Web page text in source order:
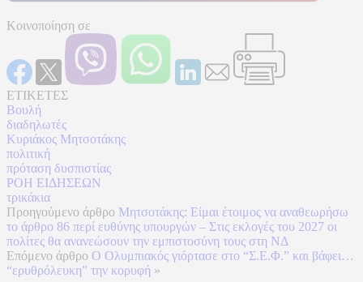
Κοινοποίηση σε
ΕΤΙΚΕΤΕΣ
Βουλή
διαδηλωτές
Κυριάκος Μητσοτάκης
πολιτική
πρόταση δυσπιστίας
ΡΟΗ ΕΙΔΗΣΕΩΝ
τρικάκια
Προηγούμενο άρθρο Μητσοτάκης: Είμαι έτοιμος να αναθεωρήσω
το άρθρο 86 περί ευθύνης υπουργών – Στις εκλογές του 2027 οι
πολίτες θα ανανεώσουν την εμπιστοσύνη τους στη ΝΔ
Επόμενο άρθρο Ο Ολυμπιακός γιόρτασε στο “Σ.Ε.Φ.” και βάφει…
“ερυθρόλευκη” την κορυφή »